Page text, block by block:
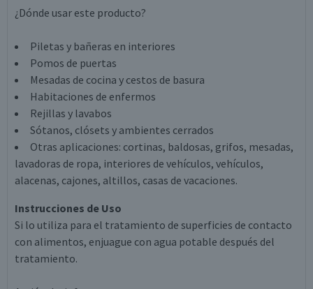
¿Dónde usar este producto?
Piletas y bañeras en interiores
Pomos de puertas
Mesadas de cocina y cestos de basura
Habitaciones de enfermos
Rejillas y lavabos
Sótanos, clósets y ambientes cerrados
Otras aplicaciones: cortinas, baldosas, grifos, mesadas,
lavadoras de ropa, interiores de vehículos, vehículos,
alacenas, cajones, altillos, casas de vacaciones.
Instrucciones de Uso
Si lo utiliza para el tratamiento de superficies de contacto
con alimentos, enjuague con agua potable después del
tratamiento.